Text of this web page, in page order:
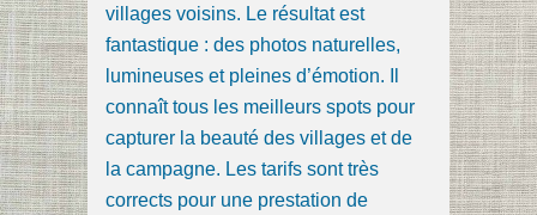
villages voisins. Le résultat est
fantastique : des photos naturelles,
lumineuses et pleines d’émotion. Il
connaît tous les meilleurs spots pour
capturer la beauté des villages et de
la campagne. Les tarifs sont très
corrects pour une prestation de